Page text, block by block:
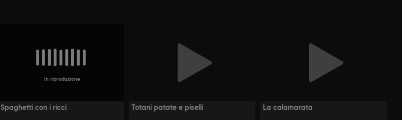
In riproduzione
Spaghetti con i ricci Totani patate e piselli La calamarata